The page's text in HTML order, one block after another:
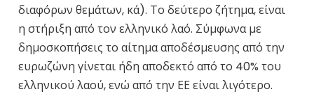
διαφόρων θεμάτων, κά). Το δεύτερο ζήτημα, είναι
η στήριξη από τον ελληνικό λαό. Σύμφωνα με
δημοσκοπήσεις το αίτημα αποδέσμευσης από την
ευρωζώνη γίνεται ήδη αποδεκτό από το 40% του
ελληνικού λαού, ενώ από την ΕΕ είναι λιγότερο.